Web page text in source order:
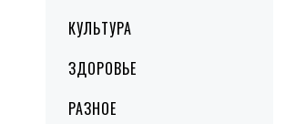
КУЛЬТУРА
ЗДОРОВЬЕ
РАЗНОЕ